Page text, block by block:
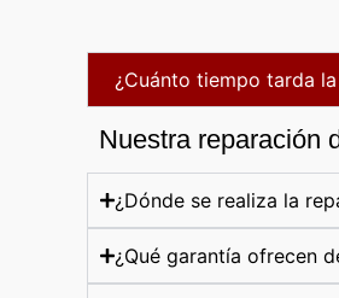
¿Cuánto tiempo tarda
Nuestra reparación
¿Dónde se realiza la
¿Qué garantía ofrecen